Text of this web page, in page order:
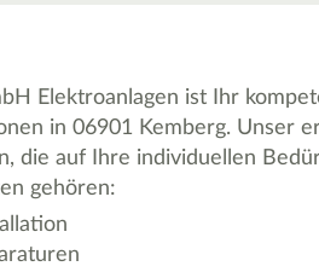
Elektroanlagen ist Ihr
in 06901 Kemberg. Unser
die auf Ihre individuellen
gehören: